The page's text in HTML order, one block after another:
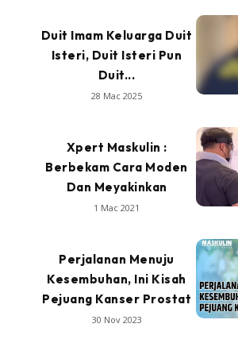
Duit Imam Keluarga Duit
Isteri, Duit Isteri Pun
Duit...
28 Mac 2025
Xpert Maskulin :
Berbekam Cara Moden
Dan Meyakinkan
1 Mac 2021
Perjalanan Menuju
Kesembuhan, Ini Kisah
Pejuang Kanser Prostat
30 Nov 2023